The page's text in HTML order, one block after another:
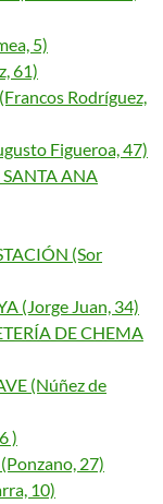
5)
61)
Rodríguez,
Figueroa, 47)
SANTA ANA
(Sor
(Jorge Juan, 34)
DE CHEMA
(Núñez de
)
27)
10)